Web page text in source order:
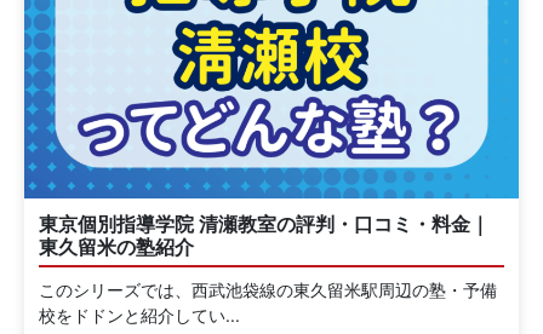
東京個別指導学院 清瀬教室の評判・口コミ・料金｜
東久留米の塾紹介
このシリーズでは、西武池袋線の東久留米駅周辺の塾・予備
校をドドンと紹介してい...